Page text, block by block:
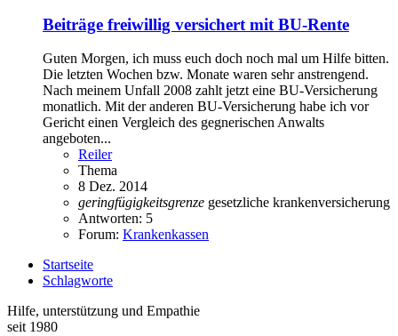
Beiträge freiwillig versichert mit BU-Rente
Guten Morgen, ich muss euch doch noch mal um Hilfe bitten.
Die letzten Wochen bzw. Monate waren sehr anstrengend.
Nach meinem Unfall 2008 zahlt jetzt eine BU-Versicherung
monatlich. Mit der anderen BU-Versicherung habe ich vor
Gericht einen Vergleich des gegnerischen Anwalts
angeboten...
Reiler
Thema
8 Dez. 2014
geringfügigkeitsgrenze gesetzliche krankenversicherung
Antworten: 5
Forum: Krankenkassen
Startseite
Schlagworte
Hilfe, unterstützung und Empathie
seit 1980